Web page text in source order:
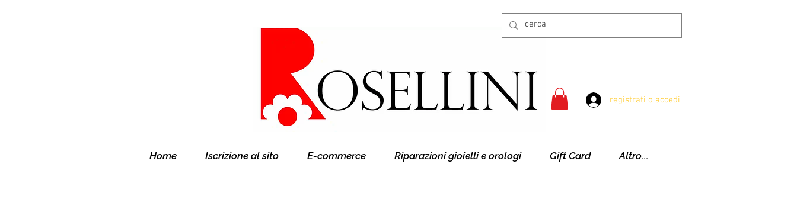
Gioielleria Rosellini
Rosellini online
registrati o accedi
Home Iscrizione al sito E-commerce Riparazioni gioielli e orologi Gift Card Altro...